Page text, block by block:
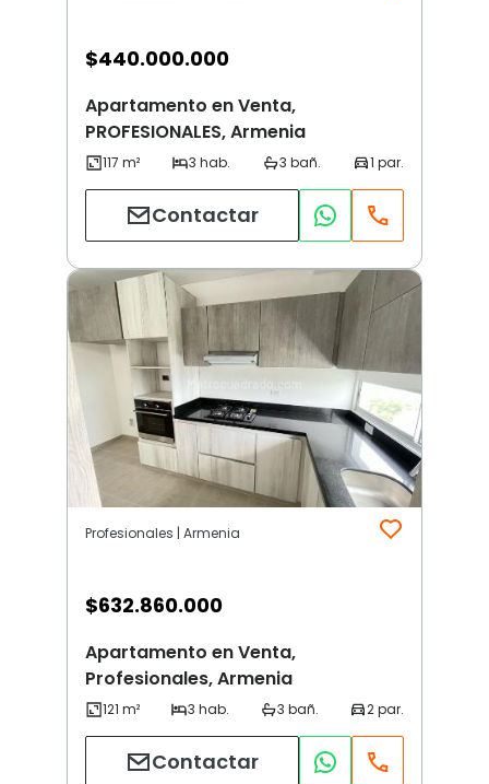
$440.000.000
Apartamento en Venta,
PROFESIONALES, Armenia
Contactar
Profesionales | Armenia
$632.860.000
Apartamento en Venta,
Profesionales, Armenia
Contactar